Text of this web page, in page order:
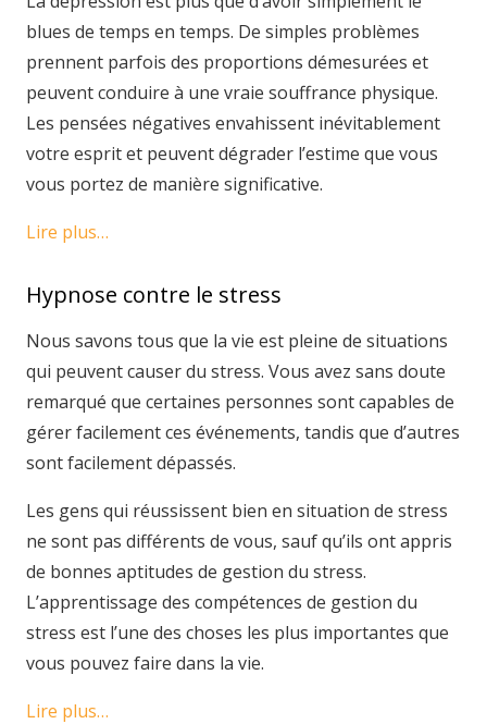
blues de temps en temps. De simples problèmes
prennent parfois des proportions démesurées et
peuvent conduire à une vraie souffrance physique.
Les pensées négatives envahissent inévitablement
votre esprit et peuvent dégrader l’estime que vous
vous portez de manière significative.
Lire plus…
Hypnose contre le stress
Nous savons tous que la vie est pleine de situations
qui peuvent causer du stress. Vous avez sans doute
remarqué que certaines personnes sont capables de
gérer facilement ces événements, tandis que d’autres
sont facilement dépassés.
Les gens qui réussissent bien en situation de stress
ne sont pas différents de vous, sauf qu’ils ont appris
de bonnes aptitudes de gestion du stress.
L’apprentissage des compétences de gestion du
stress est l’une des choses les plus importantes que
vous pouvez faire dans la vie.
Lire plus…